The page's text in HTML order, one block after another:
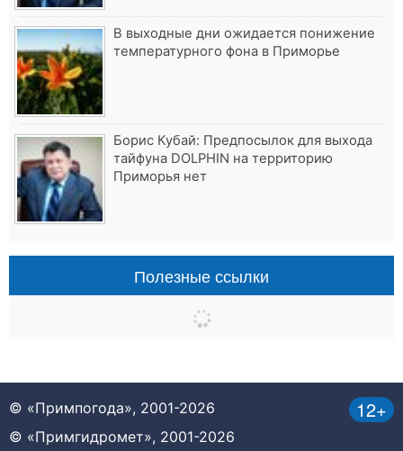
В выходные дни ожидается понижение
температурного фона в Приморье
Борис Кубай: Предпосылок для выхода
тайфуна DOLPHIN на территорию
Приморья нет
Полезные ссылки
12+
© «Примпогода», 2001-2026
© «Примгидромет», 2001-2026